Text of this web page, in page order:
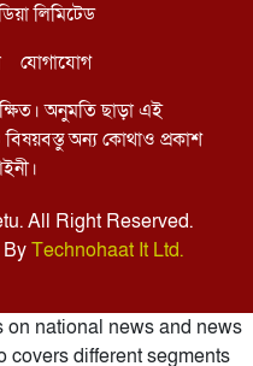
লিমিটেড
যোগাযোগ
অনুমতি ছাড়া এই
অন্য কোথাও প্রকাশ
All Right Reserved.
Technohaat It Ltd.
on national news and news
covers different segments